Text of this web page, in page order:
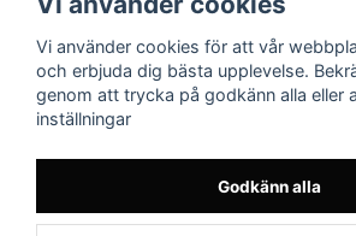
060-566 800
info@filter.se
559163-1972
Vi använder cookies för att vår
och erbjuda dig bästa upplevelse.
genom att trycka på godkänn alla eller
inställningar
Godkänn alla